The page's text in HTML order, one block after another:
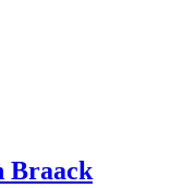
Braack